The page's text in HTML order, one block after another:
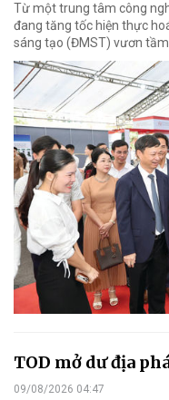
Từ một trung tâm công
đang tăng tốc hiện thực
sáng tạo (ĐMST) vươn
TOD mở dư địa
09/08/2026 04:47